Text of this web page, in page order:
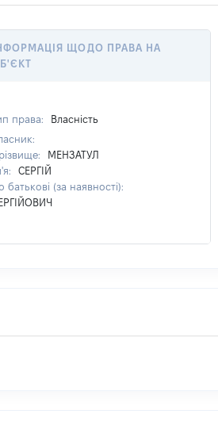
ЩОДО ПРАВА НА
права:
Власність
МЕНЗАТУЛ
СЕРГІЙ
батькові (за наявності):